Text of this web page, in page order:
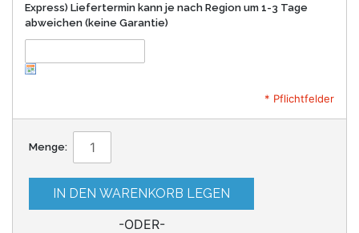
Express) Liefertermin kann je nach Region um 1-3 Tage
abweichen (keine Garantie)
* Pflichtfelder
Menge:
IN DEN WARENKORB LEGEN
-ODER-